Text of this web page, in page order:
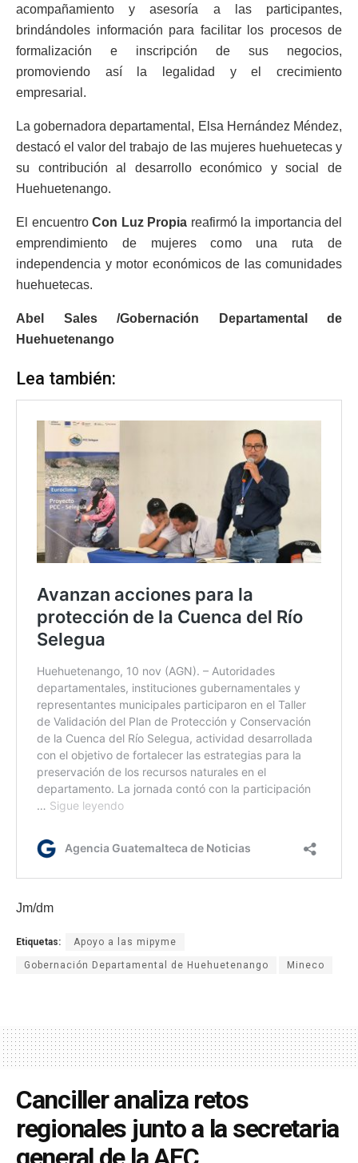
acompañamiento y asesoría a las participantes,
brindándoles información para facilitar los procesos de
formalización e inscripción de sus negocios,
promoviendo así la legalidad y el crecimiento
empresarial.
La gobernadora departamental, Elsa Hernández Méndez,
destacó el valor del trabajo de las mujeres huehuetecas y
su contribución al desarrollo económico y social de
Huehuetenango.
El encuentro Con Luz Propia reafirmó la importancia del
emprendimiento de mujeres como una ruta de
independencia y motor económicos de las comunidades
huehuetecas.
Abel Sales /Gobernación Departamental de
Huehuetenango
Lea también:
Jm/dm
Etiquetas: Apoyo a las mipyme
Gobernación Departamental de Huehuetenango Mineco
Canciller analiza retos
regionales junto a la secretaria